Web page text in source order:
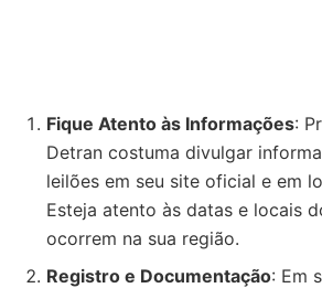
Fique Atento às Informações:
Detran costuma divulgar
leilões em seu site oficial e em
Esteja atento às datas e locais
ocorrem na sua região.
Registro e Documentação: Em